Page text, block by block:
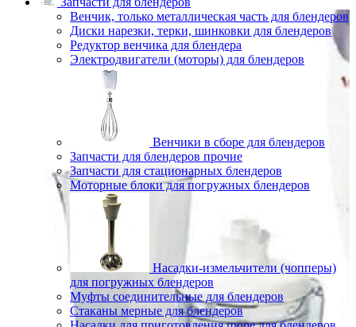
Венчик, только металлическая часть для блендеров
Диски нарезки, терки, шинковки для блендеров
Редуктор венчика для блендера
Электродвигатели (моторы) для блендеров
Венчики в сборе для блендеров
Запчасти для блендеров прочие
Запчасти для стационарных блендеров
Моторные блоки для погружных блендеров
Насадки-измельчители (чопперы)
для погружных блендеров
Муфты соединительные для блендеров
Стаканы мерные для блендеров